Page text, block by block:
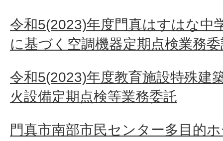
令和5(2023)年度門真はすはな中
に基づく空調機器定期点検業務
令和5(2023)年度教育施設特殊建
火設備定期点検等業務委託
門真市南部市民センター多目的